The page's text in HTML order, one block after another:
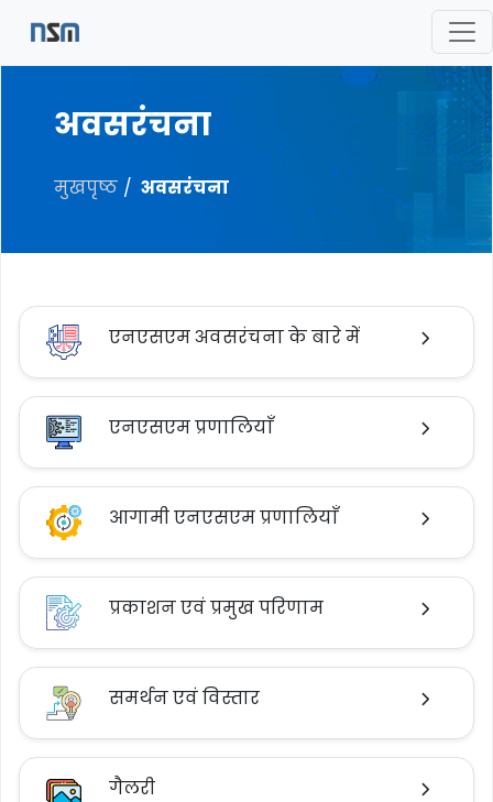
अवसरंचना
मुखपृष्ठ अवसरंचना
एनएसएम अवसरंचना के बारे में
एनएसएम प्रणालियाँ
आगामी एनएसएम प्रणालियाँ
प्रकाशन एवं प्रमुख परिणाम
समर्थन एवं विस्तार
गैलरी